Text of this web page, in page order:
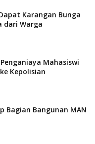
Karangan Bunga
dari Warga
Mahasiswi
Kepolisian
Bagian Bangunan MAN